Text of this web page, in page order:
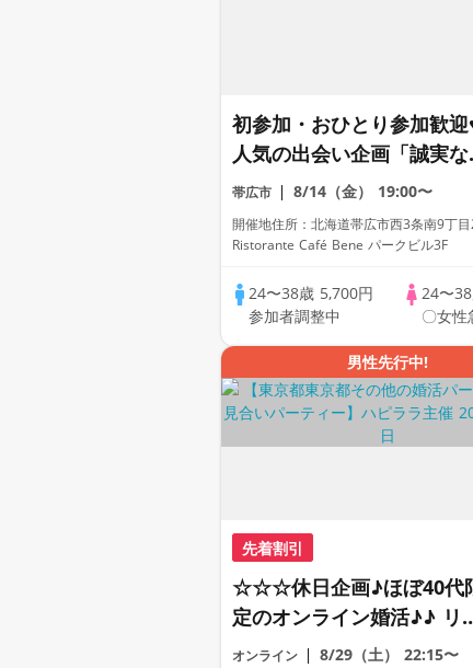
初参加・おひとり参加歓
人気の出会い企画「誠実な
卒＆安定職業男性限定」着
式全員会話/WhiteKey AI
Matching/マッチングあり
帯広市 8/14（金） 19:00〜
開催地住所：北海道帯広市西3条南9丁
Ristorante Café Bene パークビル3F
24〜38歳 5,700円
参加者調整中
24〜
〇女性
男性先行中!
先着割引
☆☆☆休日企画♪ほぼ40代
定のオンライン婚活♪♪ リ
ートの出会い応援♪♪ おうち
オンライン 8/29（土） 22:15〜